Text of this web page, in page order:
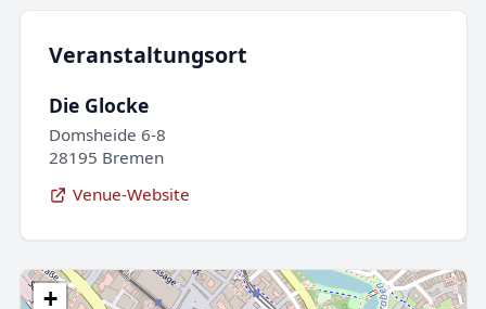
Veranstaltungsort
Die Glocke
Domsheide 6-8
28195 Bremen
Venue-Website
+